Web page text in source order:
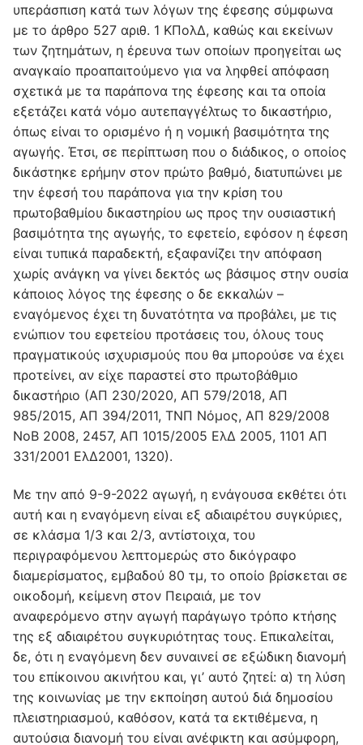
υπεράσπιση κατά των λόγων της έφεσης σύμφωνα
με το άρθρο 527 αριθ. 1 ΚΠολΔ, καθώς και εκείνων
των ζητημάτων, η έρευνα των οποίων προηγείται ως
αναγκαίο προαπαιτούμενο για να ληφθεί απόφαση
σχετικά με τα παράπονα της έφεσης και τα οποία
εξετάζει κατά νόμο αυτεπαγγέλτως το δικαστήριο,
όπως είναι το ορισμένο ή η νομική βασιμότητα της
αγωγής. Έτσι, σε περίπτωση που ο διάδικος, ο οποίος
δικάστηκε ερήμην στον πρώτο βαθμό, διατυπώνει με
την έφεσή του παράπονα για την κρίση του
πρωτοβαθμίου δικαστηρίου ως προς την ουσιαστική
βασιμότητα της αγωγής, το εφετείο, εφόσον η έφεση
είναι τυπικά παραδεκτή, εξαφανίζει την απόφαση
χωρίς ανάγκη να γίνει δεκτός ως βάσιμος στην ουσία
κάποιος λόγος της έφεσης ο δε εκκαλών –
εναγόμενος έχει τη δυνατότητα να προβάλει, με τις
ενώπιον του εφετείου προτάσεις του, όλους τους
πραγματικούς ισχυρισμούς που θα μπορούσε να έχει
προτείνει, αν είχε παραστεί στο πρωτοβάθμιο
δικαστήριο (ΑΠ 230/2020, ΑΠ 579/2018, ΑΠ
985/2015, ΑΠ 394/2011, ΤΝΠ Νόμος, ΑΠ 829/2008
ΝοΒ 2008, 2457, ΑΠ 1015/2005 ΕλΔ 2005, 1101 ΑΠ
331/2001 ΕλΔ2001, 1320).
Με την από 9-9-2022 αγωγή, η ενάγουσα εκθέτει ότι
αυτή και η εναγόμενη είναι εξ αδιαιρέτου συγκύριες,
σε κλάσμα 1/3 και 2/3, αντίστοιχα, του
περιγραφόμενου λεπτομερώς στο δικόγραφο
διαμερίσματος, εμβαδού 80 τμ, το οποίο βρίσκεται σε
οικοδομή, κείμενη στον Πειραιά, με τον
αναφερόμενο στην αγωγή παράγωγο τρόπο κτήσης
της εξ αδιαιρέτου συγκυριότητας τους. Επικαλείται,
δε, ότι η εναγόμενη δεν συναινεί σε εξώδικη διανομή
του επίκοινου ακινήτου και, γι’ αυτό ζητεί: α) τη λύση
της κοινωνίας με την εκποίηση αυτού διά δημοσίου
πλειστηριασμού, καθόσον, κατά τα εκτιθέμενα, η
αυτούσια διανομή του είναι ανέφικτη και ασύμφορη,